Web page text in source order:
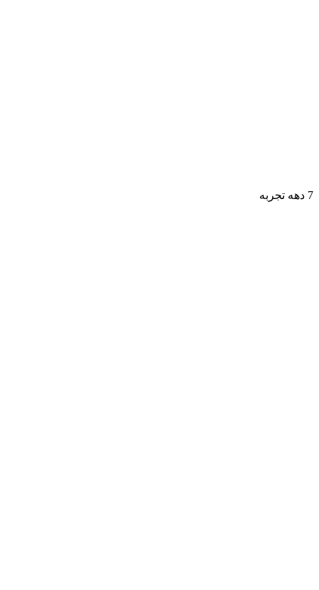
7 دهه تجربه